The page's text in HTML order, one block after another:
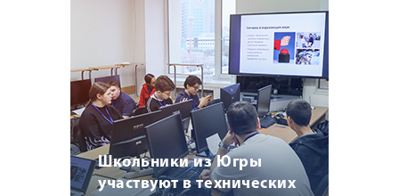
Школьники из Югры
участвуют в технических